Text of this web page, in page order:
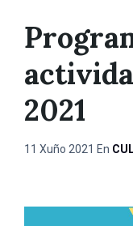
2021
11 Xuño 2021 En